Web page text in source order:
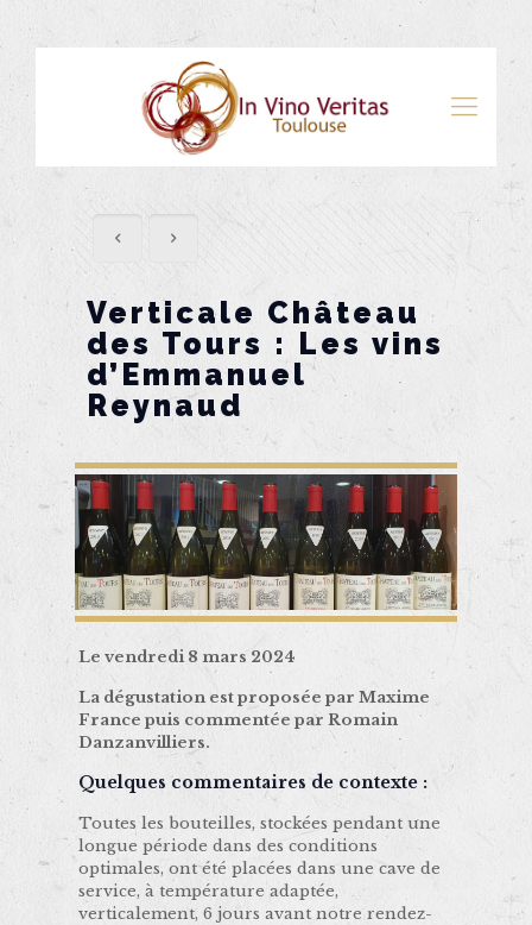
Verticale Château
des Tours : Les vins
d’Emmanuel
Reynaud
Le vendredi 8 mars 2024
La dégustation est proposée par Maxime
France puis commentée par Romain
Danzanvilliers.
Quelques commentaires de contexte :
Toutes les bouteilles, stockées pendant une
longue période dans des conditions
optimales, ont été placées dans une cave de
service, à température adaptée,
verticalement, 6 jours avant notre rendez-